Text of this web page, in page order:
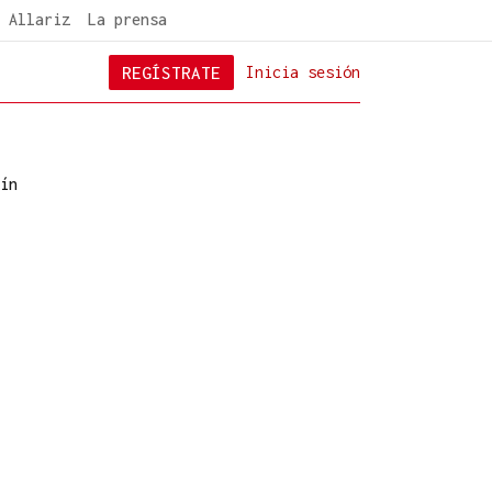
Allariz La prensa
Inicia sesión
REGÍSTRATE